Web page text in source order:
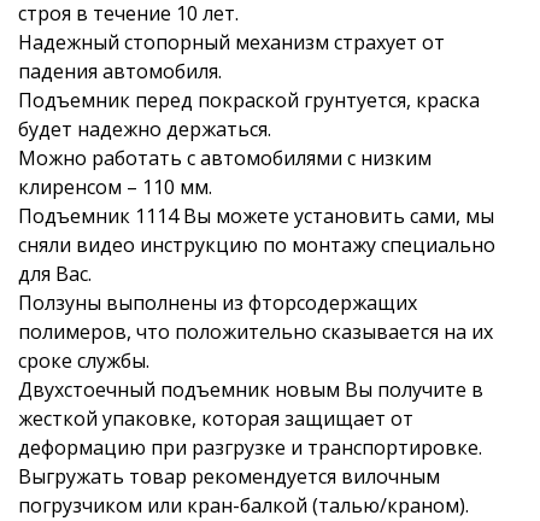
строя в течение 10 лет.
Надежный стопорный механизм страхует от
падения автомобиля.
Подъемник перед покраской грунтуется, краска
будет надежно держаться.
Можно работать с автомобилями с низким
клиренсом – 110 мм.
Подъемник 1114 Вы можете установить сами, мы
сняли видео инструкцию по монтажу специально
для Вас.
Ползуны выполнены из фторсодержащих
полимеров, что положительно сказывается на их
сроке службы.
Двухстоечный подъемник новым Вы получите в
жесткой упаковке, которая защищает от
деформацию при разгрузке и транспортировке.
Выгружать товар рекомендуется вилочным
погрузчиком или кран-балкой (талью/краном).